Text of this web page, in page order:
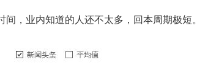
，业内知道的人还不太多，回本周期极短。